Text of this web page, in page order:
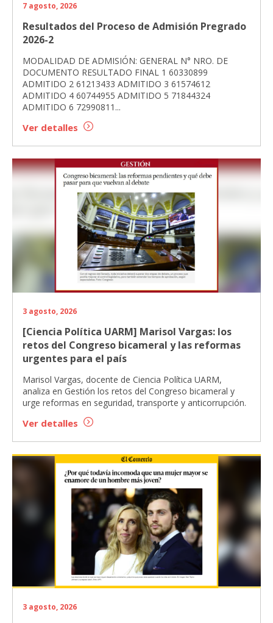
7 agosto, 2026
Resultados del Proceso de Admisión Pregrado
2026-2
MODALIDAD DE ADMISIÓN: GENERAL N° NRO. DE
DOCUMENTO RESULTADO FINAL 1 60330899
ADMITIDO 2 61213433 ADMITIDO 3 61574612
ADMITIDO 4 60744955 ADMITIDO 5 71844324
ADMITIDO 6 72990811...
Ver detalles
3 agosto, 2026
[Ciencia Política UARM] Marisol Vargas: los
retos del Congreso bicameral y las reformas
urgentes para el país
Marisol Vargas, docente de Ciencia Política UARM,
analiza en Gestión los retos del Congreso bicameral y
urge reformas en seguridad, transporte y anticorrupción.
Ver detalles
3 agosto, 2026